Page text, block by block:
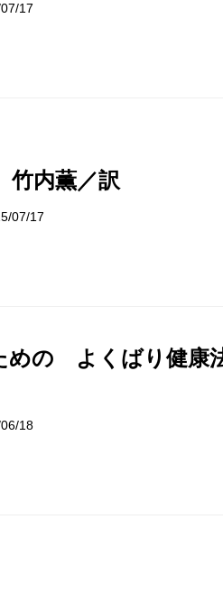
17
竹内薫／訳
07/17
めの よくばり健康
18